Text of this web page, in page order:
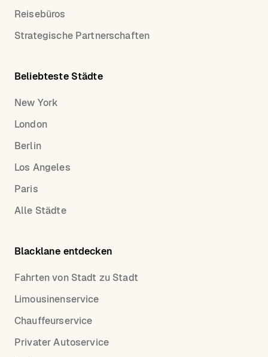
Reisebüros
Strategische Partnerschaften
Beliebteste Städte
New York
London
Berlin
Los Angeles
Paris
Alle Städte
Blacklane entdecken
Fahrten von Stadt zu Stadt
Limousinenservice
Chauffeurservice
Privater Autoservice